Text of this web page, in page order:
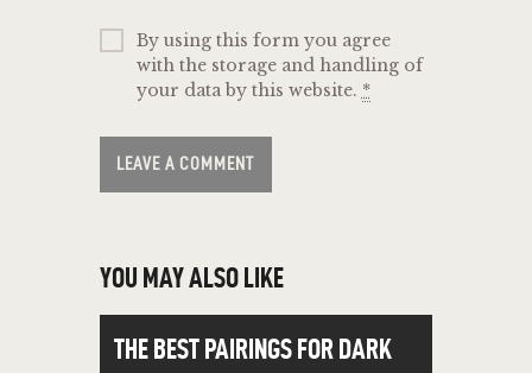
By using this form you agree
with the storage and handling of
your data by this website. *
YOU MAY ALSO LIKE
THE BEST PAIRINGS FOR DARK